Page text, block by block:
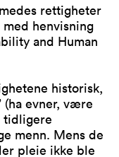
rettigheter
henvisning
and Human
historisk,
(ha evner, være
tidligere
menn. Mens de
pleie ikke ble